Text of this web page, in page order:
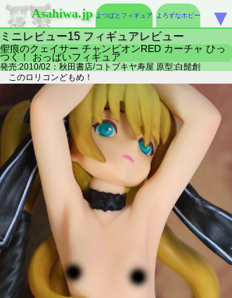
Asahiwa.jp よつばとフィギュア よろずなホビー
ミニレビュー15 フィギュアレビュー
聖痕のクェイサー チャンピオンRED カーチャ ひっ
つく！ おっぱいフィギュア
発売:2010/02：秋田書店/コトブキヤ寿屋 原型:白髭創
このロリコンどもめ！
▼